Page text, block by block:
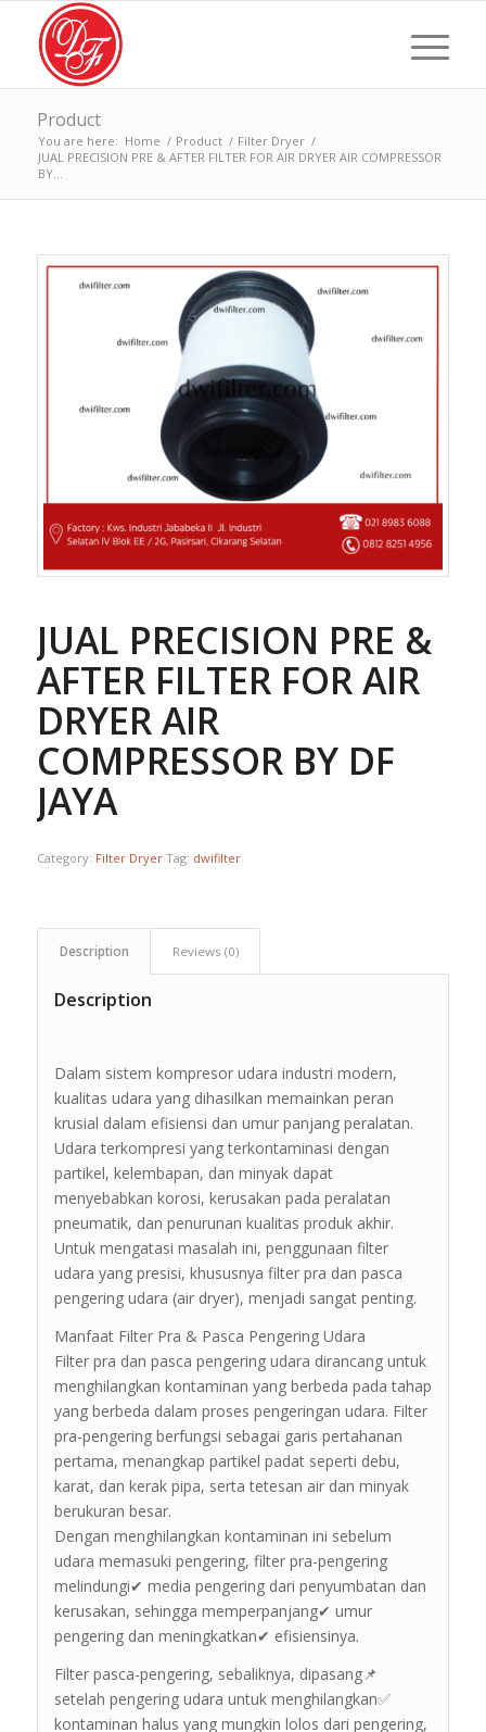
Product
You are here: Home / Product / Filter Dryer /
JUAL PRECISION PRE & AFTER FILTER FOR AIR DRYER AIR COMPRESSOR
BY...
JUAL PRECISION PRE &
AFTER FILTER FOR AIR
DRYER AIR
COMPRESSOR BY DF
JAYA
Category: Filter Dryer Tag: dwifilter
Description Reviews (0)
Description
Dalam sistem kompresor udara industri modern,
kualitas udara yang dihasilkan memainkan peran
krusial dalam efisiensi dan umur panjang peralatan.
Udara terkompresi yang terkontaminasi dengan
partikel, kelembapan, dan minyak dapat
menyebabkan korosi, kerusakan pada peralatan
pneumatik, dan penurunan kualitas produk akhir.
Untuk mengatasi masalah ini, penggunaan filter
udara yang presisi, khususnya filter pra dan pasca
pengering udara (air dryer), menjadi sangat penting.
Manfaat Filter Pra & Pasca Pengering Udara
Filter pra dan pasca pengering udara dirancang untuk
menghilangkan kontaminan yang berbeda pada tahap
yang berbeda dalam proses pengeringan udara. Filter
pra-pengering berfungsi sebagai garis pertahanan
pertama, menangkap partikel padat seperti debu,
karat, dan kerak pipa, serta tetesan air dan minyak
berukuran besar.
Dengan menghilangkan kontaminan ini sebelum
udara memasuki pengering, filter pra-pengering
melindungi✔ media pengering dari penyumbatan dan
kerusakan, sehingga memperpanjang✔ umur
pengering dan meningkatkan✔ efisiensinya.
Filter pasca-pengering, sebaliknya, dipasang📌
setelah pengering udara untuk menghilangkan✅
kontaminan halus yang mungkin lolos dari pengering,